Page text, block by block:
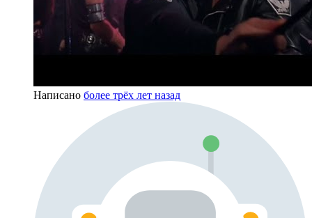
Написано более трёх лет назад